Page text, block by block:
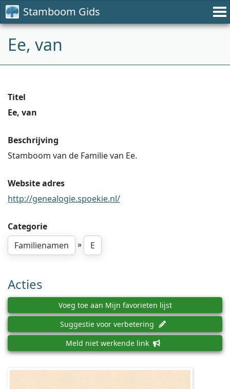
Stamboom Gids
Ee, van
Titel
Ee, van
Beschrijving
Stamboom van de Familie van Ee.
Website adres
http://genealogie.spoekie.nl/
Categorie
Familienamen
» E
Acties
Voeg toe aan Mijn favorieten lijst
Suggestie voor verbetering
Meld niet werkende link